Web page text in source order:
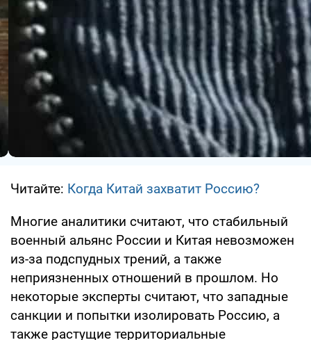
Читайте: Когда Китай захватит Россию?
Многие аналитики считают, что стабильный
военный альянс России и Китая невозможен
из-за подспудных трений, а также
неприязненных отношений в прошлом. Но
некоторые эксперты считают, что западные
санкции и попытки изолировать Россию, а
также растущие территориальные